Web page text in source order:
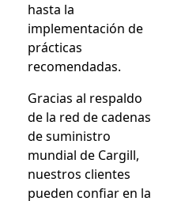
hasta la
implementación de
prácticas
recomendadas.
Gracias al respaldo
de la red de cadenas
de suministro
mundial de Cargill,
nuestros clientes
pueden confiar en la